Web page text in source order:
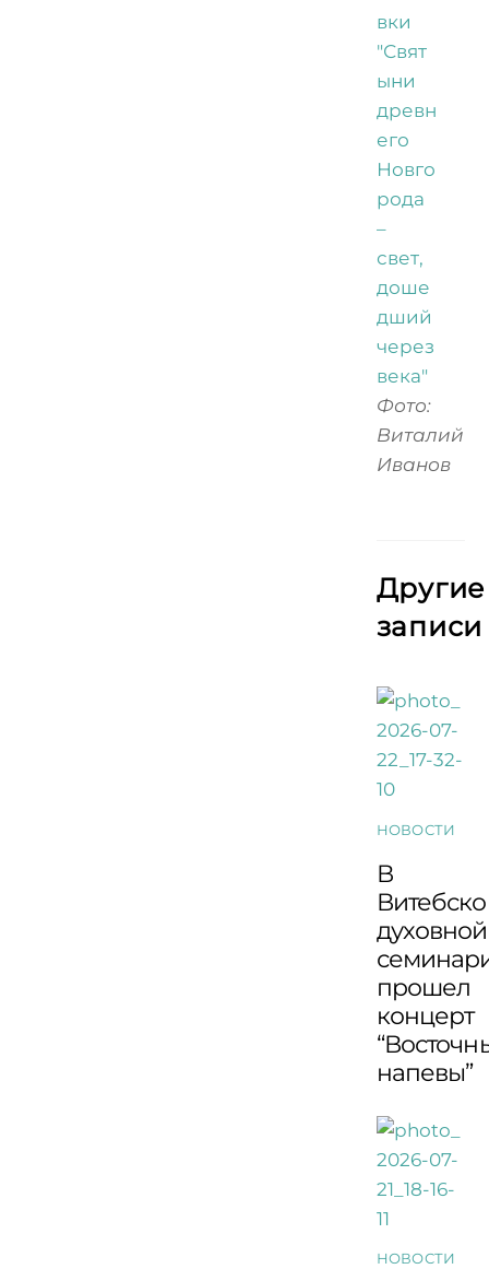
Фото:
Виталий
Иванов
Другие
записи
НОВОСТИ
В
духовной
прошел
концерт
напевы”
НОВОСТИ